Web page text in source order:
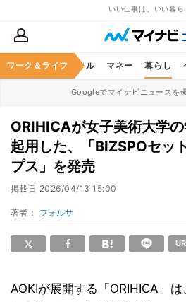
いい仕事は、いい暮ら
ワーク＆ライフ
ア ビジネススキル マネー 暮らし
Googleでマイナビニュースを
ORIHICAが女子美術大学
起用した、「BIZSPOセッ
プス」を発売
掲載日 2026/04/13 15:00
著者： フォルサ
AOKIが展開する「ORIHICA」